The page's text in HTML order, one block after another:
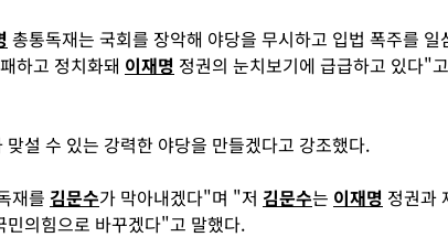
총통독재는 국회를 장악해 야당을 무시하고 입법 폭주를 일
하고 정치화돼 이재명 정권의 눈치보기에 급급하고 있다"고
맞설 수 있는 강력한 야당을 만들겠다고 강조했다.
재를 김문수가 막아내겠다"며 "저 김문수는 이재명 정권과
민의힘으로 바꾸겠다"고 말했다.